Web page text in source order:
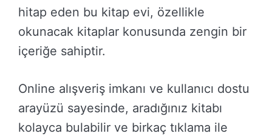
hitap eden bu kitap evi, özellikle
okunacak kitaplar konusunda zengin bir
içeriğe sahiptir.
Online alışveriş imkanı ve kullanıcı dostu
arayüzü sayesinde, aradığınız kitabı
kolayca bulabilir ve birkaç tıklama ile